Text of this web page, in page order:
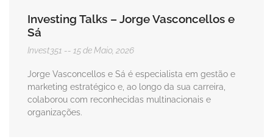
Investing Talks – Jorge Vasconcellos e
Sá
Invest351 15 de Maio, 2026
Jorge Vasconcellos e Sá é especialista em gestão e
marketing estratégico e, ao longo da sua carreira,
colaborou com reconhecidas multinacionais e
organizações.